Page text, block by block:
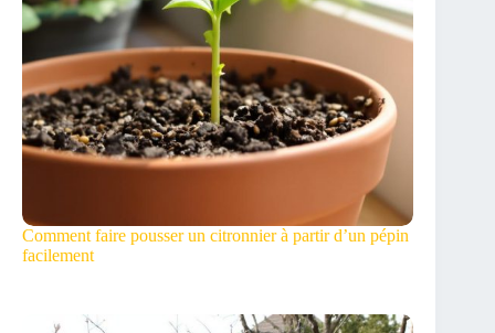
Comment faire pousser un citronnier à partir d’un pépin
facilement